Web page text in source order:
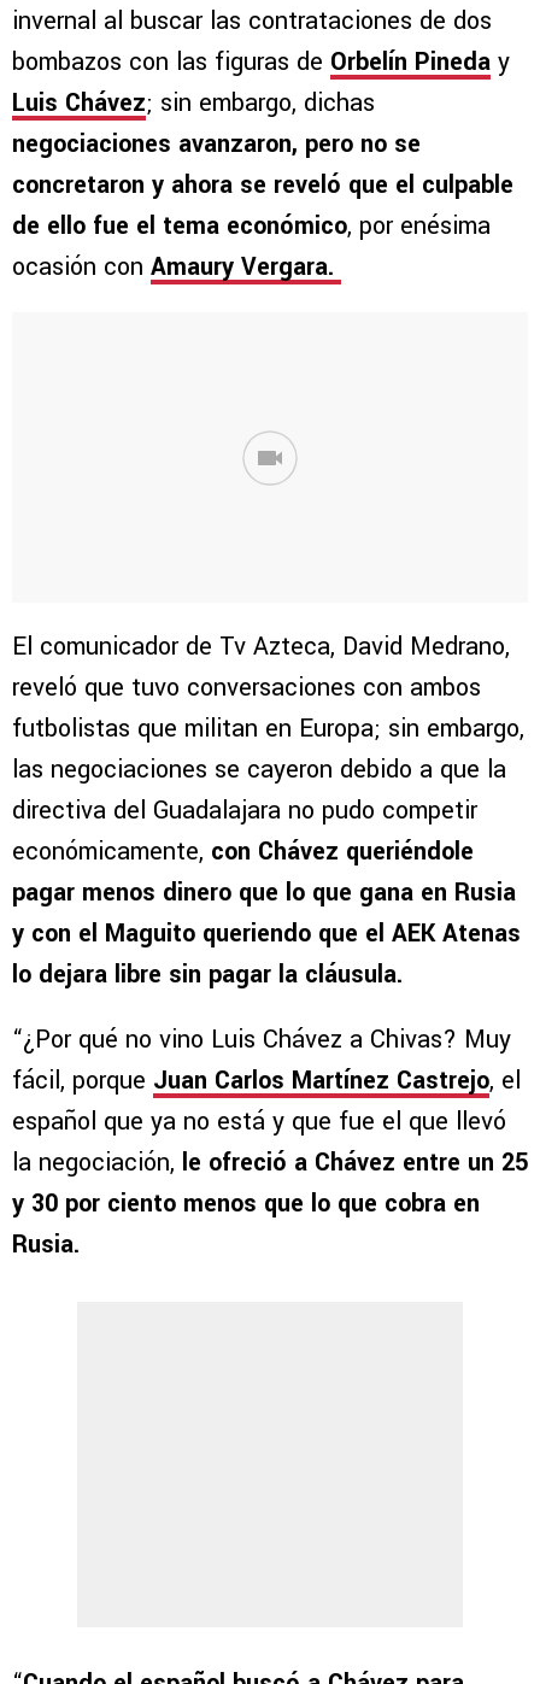
invernal al buscar las contrataciones de dos
bombazos con las figuras de Orbelín Pineda y
Luis Chávez; sin embargo, dichas
negociaciones avanzaron, pero no se
concretaron y ahora se reveló que el culpable
de ello fue el tema económico, por enésima
ocasión con Amaury Vergara.
El comunicador de Tv Azteca, David Medrano,
reveló que tuvo conversaciones con ambos
futbolistas que militan en Europa; sin embargo,
las negociaciones se cayeron debido a que la
directiva del Guadalajara no pudo competir
económicamente, con Chávez queriéndole
pagar menos dinero que lo que gana en Rusia
y con el Maguito queriendo que el AEK Atenas
lo dejara libre sin pagar la cláusula.
“¿Por qué no vino Luis Chávez a Chivas? Muy
fácil, porque Juan Carlos Martínez Castrejo, el
español que ya no está y que fue el que llevó
la negociación, le ofreció a Chávez entre un 25
y 30 por ciento menos que lo que cobra en
Rusia.